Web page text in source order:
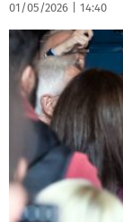
01/05/2026 14:40